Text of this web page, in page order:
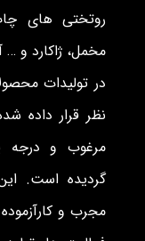
روتختی های
مخمل، ژاکارد و …
در تولیدات
نظر قرار داده
مرغوب و درجه
گردیده است.
مجرب و